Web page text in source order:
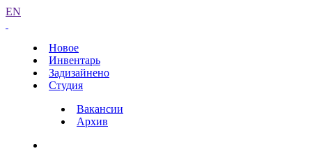
EN
Новое
Инвентарь
Задизайнено
Студия
Вакансии
Архив